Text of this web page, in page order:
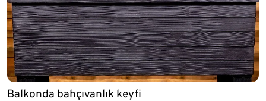
Balkonda bahçıvanlık keyfi